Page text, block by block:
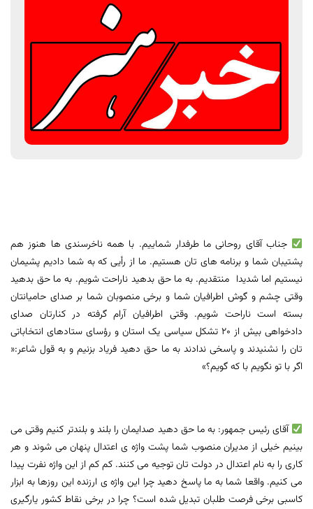
جناب آقای روحانی ما طرفدار شماییم. با همه ناخرسندی ها هنوز هم
پشتیبان شما و برنامه های تان هستیم. ما از رأیی که به شما دادیم پشیمان
نیستیم اما شدیدا منتقدیم. به ما حق بدهید ناراحت شویم. به ما حق بدهید
وقتی چشم و گوش اطرافیان شما و برخی منصوبان شما بر صدای حامیانتان
بسته است ناراحت شویم. وقتی اطرافیان آرام گرفته در کنارتان صدای
دادخواهی بیش از 20 تشکل سیاسی یک استان و رؤسای ستادهای انتخاباتی
تان را نشنیدند و پاسخی ندادند به ما حق دهید فریاد بزنیم و به قول شاعر:«
اگر با تو نگویم با که گویم؟»
آقای رئیس جمهور: به ما حق دهید صدایمان را بلند و بلندتر کنیم وقتی می
بینیم خیلی از مدیران منصوب شما پشت واژه ی اعتدال پنهان می شوند و هر
کاری را به نام اعتدال در دولت تان توجیه می کنند. کم کم از این واژه نفرت پیدا
می کنیم. واقعا شما به ما پاسخ دهید چرا این واژه ی ارزنده این روزها به ابزار
کاسبی برخی فرصت طلبان تبدیل شده است؟ چرا در برخی نقاط کشور یارگیری